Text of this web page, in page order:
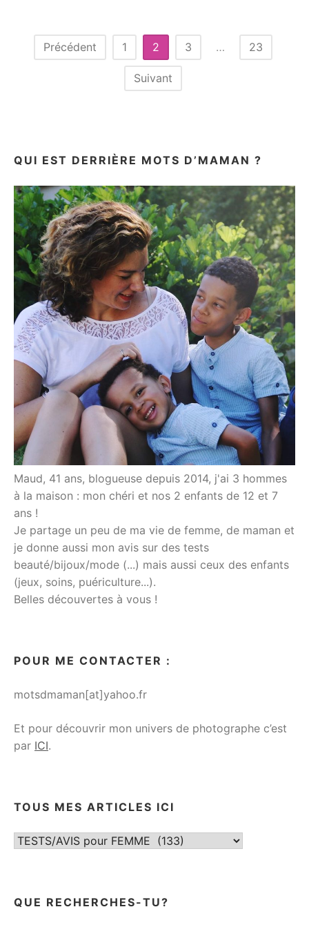
Pagination
Précédent 1 2 3 … 23
Suivant
QUI EST DERRIÈRE MOTS D’MAMAN ?
Maud, 41 ans, blogueuse depuis 2014, j'ai 3 hommes
à la maison : mon chéri et nos 2 enfants de 12 et 7
ans !
Je partage un peu de ma vie de femme, de maman et
je donne aussi mon avis sur des tests
beauté/bijoux/mode (...) mais aussi ceux des enfants
(jeux, soins, puériculture...).
Belles découvertes à vous !
POUR ME CONTACTER :
motsdmaman[at]yahoo.fr
Et pour découvrir mon univers de photographe c’est
par ICI.
TOUS MES ARTICLES ICI
Tous
QUE RECHERCHES-TU?